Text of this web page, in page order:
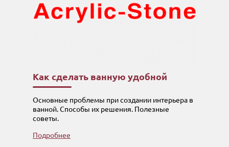
Как сделать ванную удобной
Основные проблемы при создании интерьера в
ванной. Способы их решения. Полезные
советы.
Подробнее